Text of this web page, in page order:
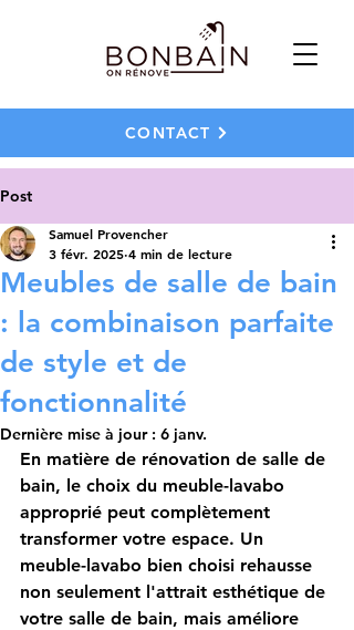
CONTACT
Post
Meubles de salle de bain
: la combinaison parfaite
de style et de
fonctionnalité
Samuel Provencher
3 févr. 2025 4 min de lecture
Dernière mise à jour : 6 janv.
En matière de rénovation de salle de
bain, le choix du meuble-lavabo
approprié peut complètement
transformer votre espace. Un
meuble-lavabo bien choisi rehausse
non seulement l'attrait esthétique de
votre salle de bain, mais améliore